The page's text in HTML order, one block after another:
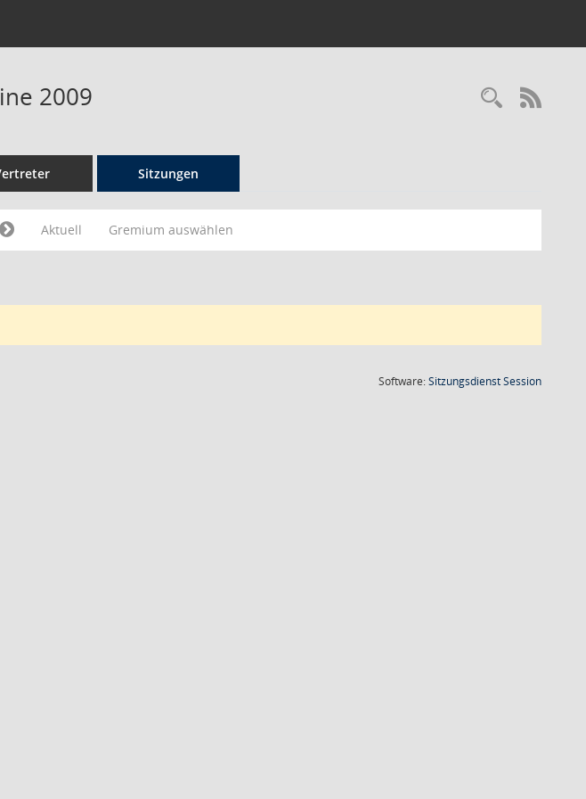
2009
Sitzungen
Aktuell Gremium auswählen
Software:SitzungsdienstSession(Wird in